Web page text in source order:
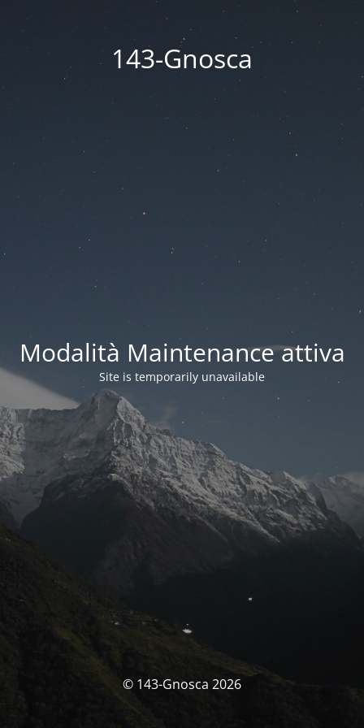
143-Gnosca
Modalità Maintenance attiva
Site is temporarily unavailable
© 143-Gnosca 2026